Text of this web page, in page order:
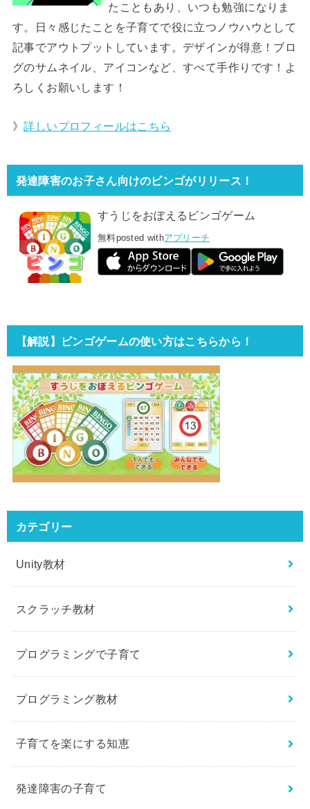
たこともあり、いつも勉強になりま
す。日々感じたことを子育てで役に立つノウハウとして
記事でアウトプットしています。デザインが得意！ブロ
グのサムネイル、アイコンなど、すべて手作りです！よ
ろしくお願いします！
》詳しいプロフィールはこちら
発達障害のお子さん向けのビンゴがリリース！
すうじをおぼえるビンゴゲーム
無料posted withアプリーチ
【解説】ビンゴゲームの使い方はこちらから！
カテゴリー
Unity教材
スクラッチ教材
プログラミングで子育て
プログラミング教材
子育てを楽にする知恵
発達障害の子育て